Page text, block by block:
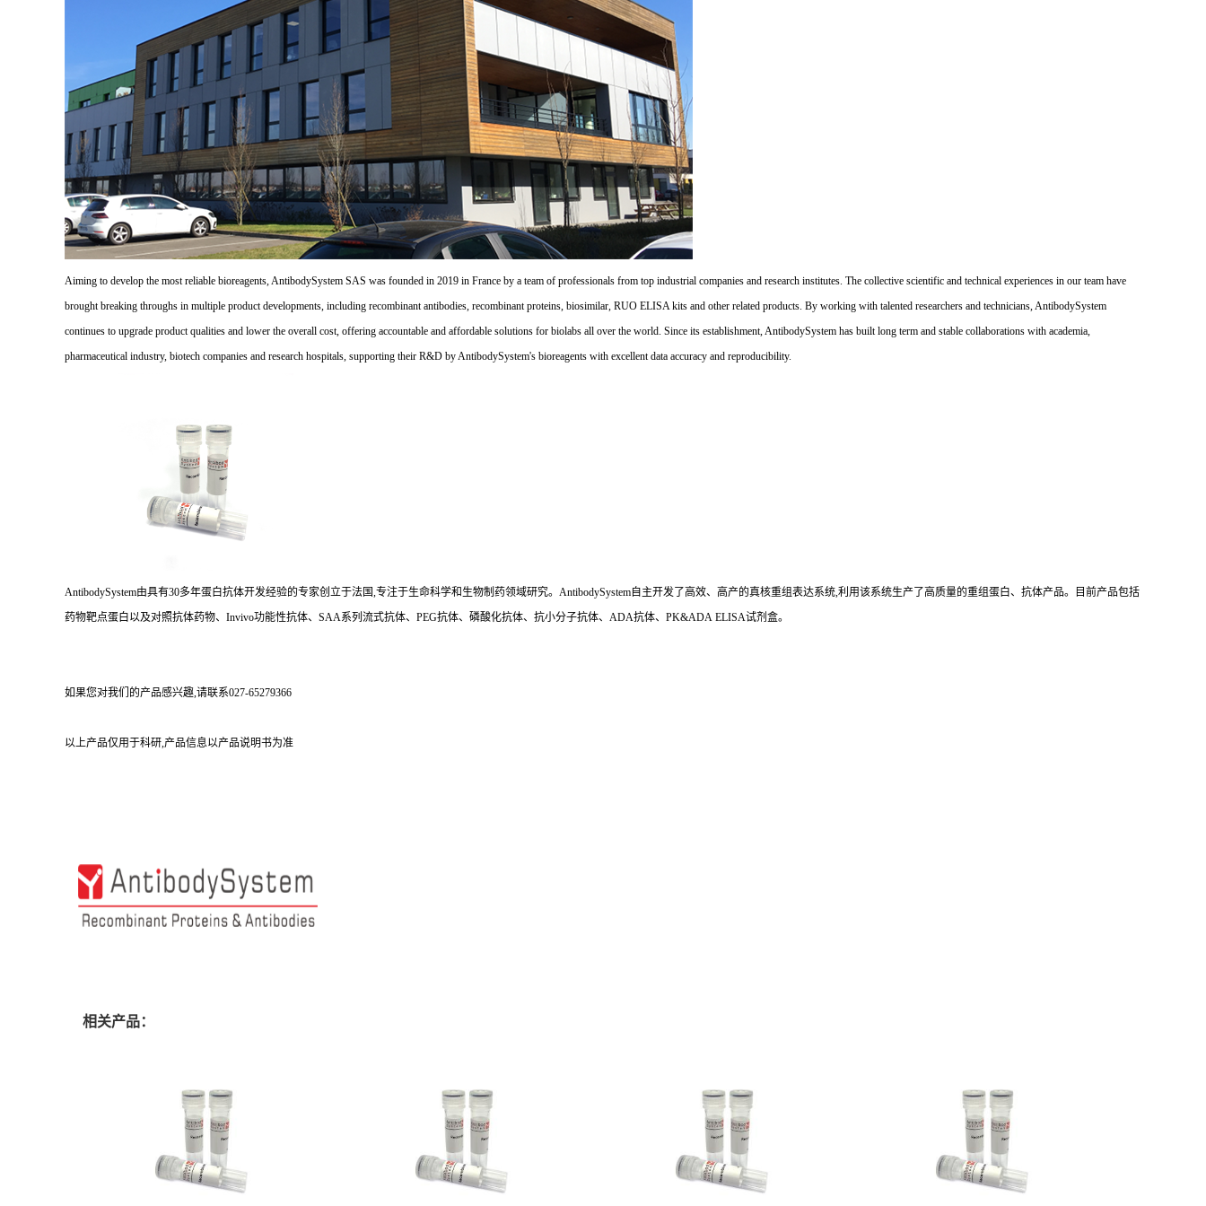
Aiming to develop the most reliable bioreagents, AntibodySystem SAS was founded in 2019 in France by a team of professionals from top industrial companies and research institutes. The collective scientific and technical experiences in our team have
brought breaking throughs in multiple product developments, including recombinant antibodies, recombinant proteins, biosimilar, RUO ELISA kits and other related products. By working with talented researchers and technicians, AntibodySystem
continues to upgrade product qualities and lower the overall cost, offering accountable and affordable solutions for biolabs all over the world. Since its establishment, AntibodySystem has built long term and stable collaborations with academia,
pharmaceutical industry, biotech companies and research hospitals, supporting their R&D by AntibodySystem's bioreagents with excellent data accuracy and reproducibility.
AntibodySystem由具有30多年蛋白抗体开发经验的专家创立于法国,专注于生命科学和生物制药领域研究。AntibodySystem自主开发了高效、高产的真核重组表达系统,利用该系统生产了高质量的重组蛋白、抗体产品。目前产品包括
药物靶点蛋白以及对照抗体药物、Invivo功能性抗体、SAA系列流式抗体、PEG抗体、磷酸化抗体、抗小分子抗体、ADA抗体、PK&ADA ELISA试剂盒。
如果您对我们的产品感兴趣,请联系027-65279366
以上产品仅用于科研,产品信息以产品说明书为准
相关产品：